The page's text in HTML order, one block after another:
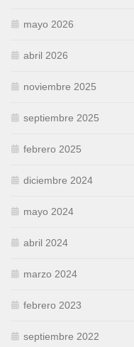
mayo 2026
abril 2026
noviembre 2025
septiembre 2025
febrero 2025
diciembre 2024
mayo 2024
abril 2024
marzo 2024
febrero 2023
septiembre 2022